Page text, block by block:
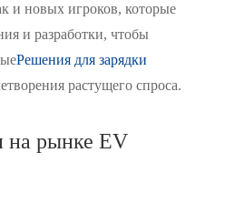
и новых игроков, которые
и разработки, чтобы
Решения для зарядки
растущего спроса.
на рынке EV